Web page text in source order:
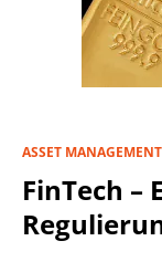
ASSET MANAGEMENT
FinTech –